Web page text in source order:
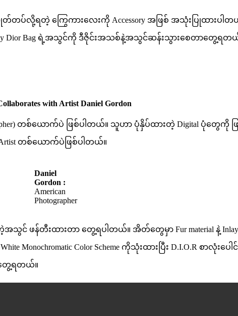
ပ်လို့ရတဲ့ ကြွေကားလေးကို Accessory အဖြစ် အသုံးပြုထားပါတယ်
Dior Bag ရဲ့အသွင်ကို ဒီဇိုင်းအသစ်နဲ့အသွင်ဆန်းသွားစေတာတွေ့ရတ
with Artist Daniel Gordon
တစ်ယောက်ပဲ ဖြစ်ပါတယ်။ သူဟာ ပုံနှိပ်ထားတဲ့ Digital ပုံတွေကို ဖ
တစ်ယောက်ပဲဖြစ်ပါတယ်။
Daniel
Gordon :
American
Photographer
ဖန်တီးထားတာ တွေ့ရပါတယ်။ အိတ်တွေမှာ Fur material နဲ့ Inlay
Color Scheme ကိုသုံးထားပြီး D.I.O.R စာလုံးပေါ
တွေ့ရတယ်။